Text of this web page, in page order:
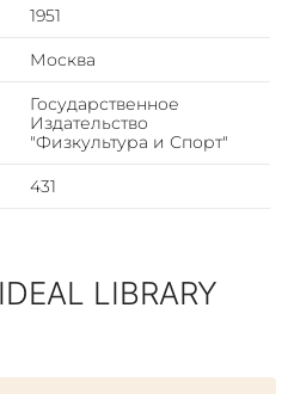
1951
Москва
Государственное
Издательство
"Физкультура и Спорт"
431
LIBRARY